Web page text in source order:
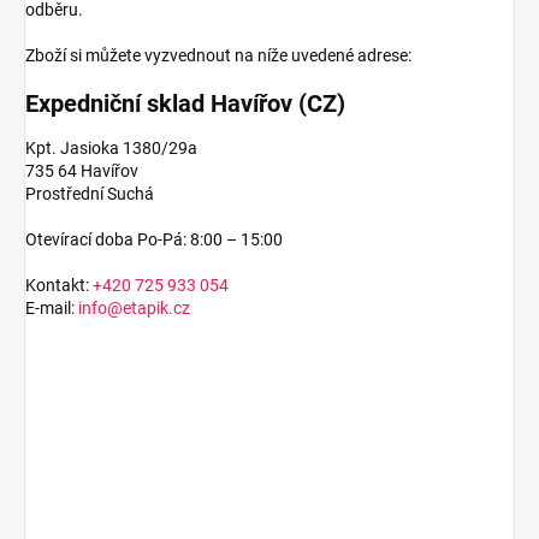
odběru.
Zboží si můžete vyzvednout na níže uvedené adrese:
Expedniční sklad Havířov (CZ)
Kpt. Jasioka 1380/29a
735 64 Havířov
Prostřední Suchá
Otevírací doba Po-Pá: 8:00 – 15:00
Kontakt:+420 725 933 054
E-mail: info@etapik.cz